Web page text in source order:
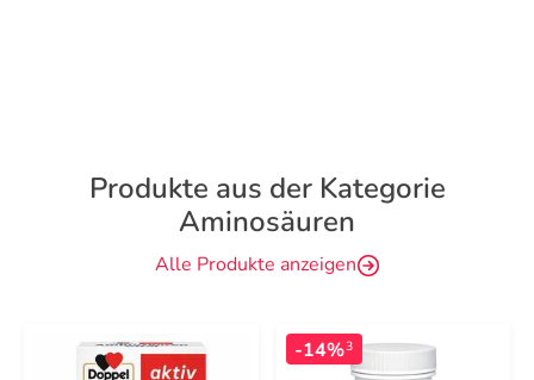
Produkte aus der Kategorie
Aminosäuren
Alle Produkte anzeigen
-14%3